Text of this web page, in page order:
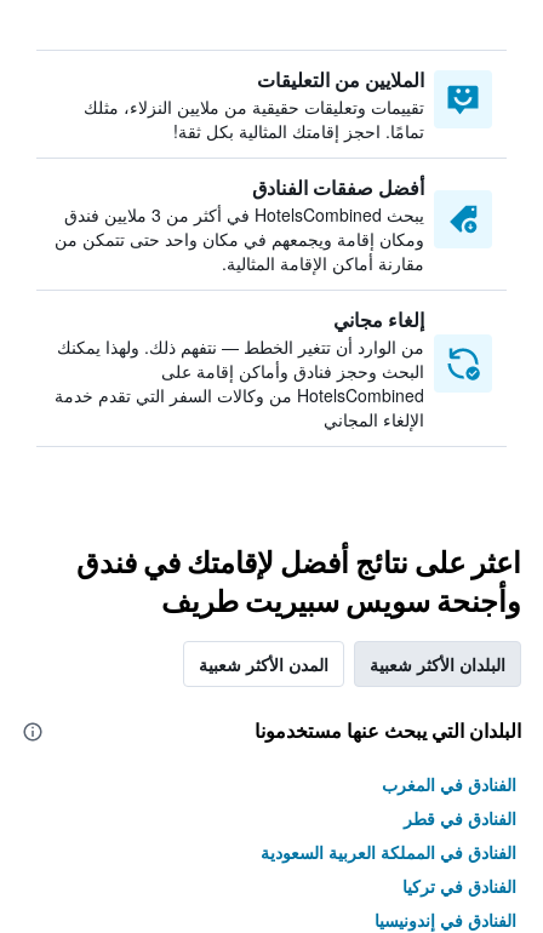
الملايين من التعليقات
تقييمات وتعليقات حقيقية من ملايين النزلاء، مثلك
تمامًا. احجز إقامتك المثالية بكل ثقة!
أفضل صفقات الفنادق
يبحث HotelsCombined في أكثر من 3 ملايين فندق
ومكان إقامة ويجمعهم في مكان واحد حتى تتمكن من
مقارنة أماكن الإقامة المثالية.
إلغاء مجاني
من الوارد أن تتغير الخطط — نتفهم ذلك. ولهذا يمكنك
البحث وحجز فنادق وأماكن إقامة على
HotelsCombined من وكالات السفر التي تقدم خدمة
الإلغاء المجاني
اعثر على نتائج أفضل لإقامتك في فندق
وأجنحة سويس سبيريت طريف
البلدان الأكثر شعبية المدن الأكثر شعبية
البلدان التي يبحث عنها مستخدمونا
الفنادق في المغرب
الفنادق في قطر
الفنادق في المملكة العربية السعودية
الفنادق في تركيا
الفنادق في إندونيسيا